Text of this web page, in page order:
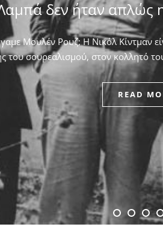
δεν ήταν απλώς
Μουλέν Ρουζ; Η Νικόλ Κίντμαν
του σουρεαλισμού, στον κολλητό
READ